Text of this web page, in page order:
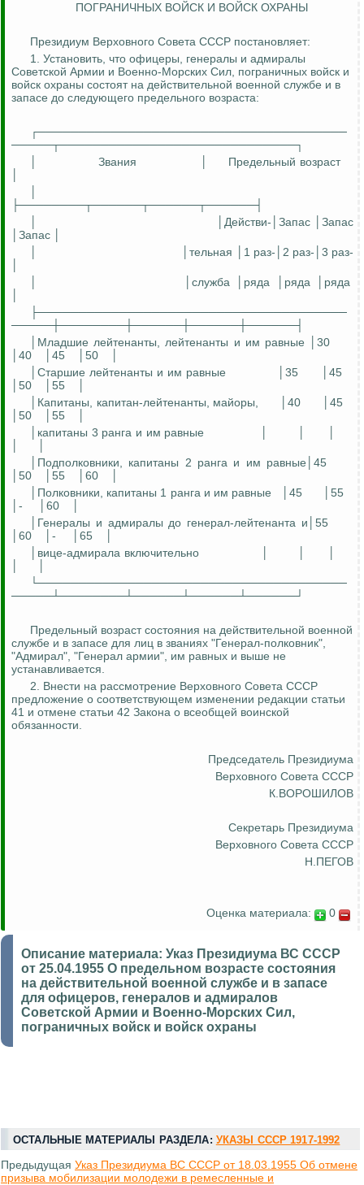
ПОГРАНИЧНЫХ ВОЙСК И ВОЙСК ОХРАНЫ
Президиум Верховного Совета СССР постановляет:
1. Установить, что офицеры, генералы и адмиралы
Советской Армии и Военно-Морских Сил, пограничных войск и
войск охраны состоят на действительной военной службе и в
запасе до следующего предельного возраста:
┌──────────────────────────────────────
─────┬─────────────────────────────┐
Звания
Предельный возраст
├────────┬──────┬──────┬──────┤
Действи-│Запас │Запас
│Запас │
│тельная │1 раз-│2 раз-│3 раз-
│служба │ряда ряда
│ряда
├──────────────────────────────────────
─────┼────────┼──────┼──────┼──────┤
│Младшие лейтенанты, лейтенанты и им равные │30
│40
│45 │50
│Старшие лейтенанты и им равные
│35
│45
│50
│55
│Капитаны, капитан-лейтенанты, майоры,
│40
│45
│50
│55
│капитаны 3 ранга и им равные
│Подполковники, капитаны 2 ранга и им равные│45
│50
│55 │60
│Полковники, капитаны 1 ранга и им равные
│45
│55
│-
│60
│Генералы и адмиралы до генерал-лейтенанта и│55
│60
│- │65
│вице-адмирала включительно
└──────────────────────────────────────
─────┴────────┴──────┴──────┴──────┘
Предельный возраст состояния на действительной военной
службе и в запасе для лиц в званиях "Генерал-полковник",
"Адмирал", "Генерал армии", им равных и выше не
устанавливается.
2. Внести на рассмотрение Верховного Совета СССР
предложение о соответствующем изменении редакции статьи
41 и отмене статьи 42 Закона о всеобщей воинской
обязанности.
Председатель Президиума
Верховного Совета СССР
К.ВОРОШИЛОВ
Секретарь Президиума
Верховного Совета СССР
Н.ПЕГОВ
Оценка материала: 0
Описание материала: Указ Президиума ВС СССР
от 25.04.1955 О предельном возрасте состояния
на действительной военной службе и в запасе
для офицеров, генералов и адмиралов
Советской Армии и Военно-Морских Сил,
пограничных войск и войск охраны
ОСТАЛЬНЫЕ МАТЕРИАЛЫ РАЗДЕЛА: УКАЗЫ СССР 1917-1992
Предыдущая Указ Президиума ВС СССР от 18.03.1955 Об отмене
призыва мобилизации молодежи в ремесленные и